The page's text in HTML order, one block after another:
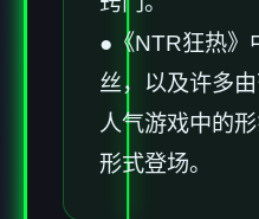
●《NTR狂热》
丝，以及许多
人气游戏中的
形式登场。